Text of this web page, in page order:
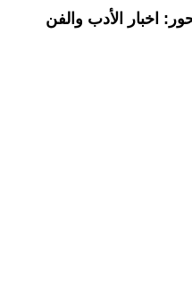
اخبار الأدب والفن